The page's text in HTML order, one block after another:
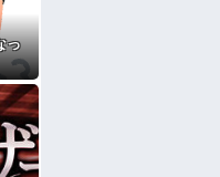
児
っ